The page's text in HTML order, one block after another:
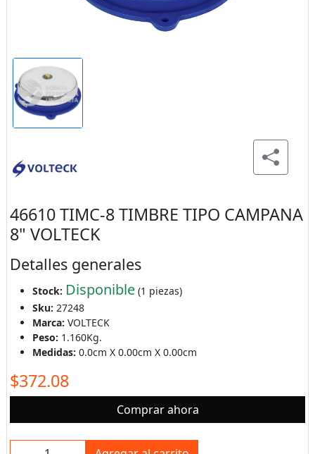
46610 TIMC-8 TIMBRE TIPO CAMPANA
8" VOLTECK
Detalles generales
Stock: Disponible(1 piezas)
Sku: 27248
Marca: VOLTECK
Peso: 1.160Kg.
Medidas: 0.0cm X 0.00cm X 0.00cm
$372.08
Comprar ahora